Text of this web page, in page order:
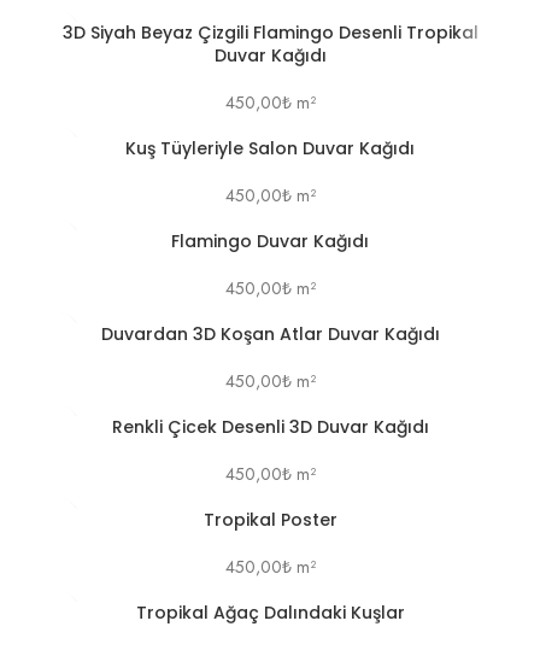
3D Siyah Beyaz Çizgili Flamingo Desenli Tropikal
Duvar Kağıdı
450,00₺m²
Kuş Tüyleriyle Salon Duvar Kağıdı
450,00₺m²
Flamingo Duvar Kağıdı
450,00₺m²
Duvardan 3D Koşan Atlar Duvar Kağıdı
450,00₺m²
Renkli Çicek Desenli 3D Duvar Kağıdı
450,00₺m²
Tropikal Poster
450,00₺m²
Tropikal Ağaç Dalındaki Kuşlar